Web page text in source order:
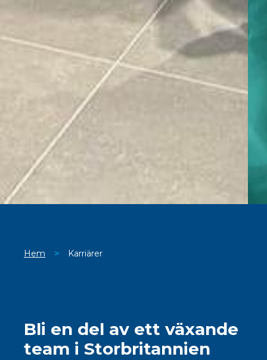
Hem > Karriärer
Bli en del av ett växande
team i Storbritannien